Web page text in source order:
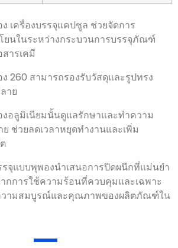
เครื่องบรรจุแคปซูล ช่วยจัดการ
นในระหว่างกระบวนการบรรจุภัณฑ์
ารเคมี
260 สามารถรองรับวัสดุและรูปทรง
าย
งอลูมิเนียมนั้นดูแลรักษาและทำความ
ช่วยลดเวลาหยุดทำงานและเพิ่ม
จุแบบพุพองนำเสนอการปิดผนึกที่แม่นยำ
กการใช้ความร้อนที่ควบคุมและเฉพาะ
วามสมบูรณ์และคุณภาพของผลิตภัณฑ์ใน